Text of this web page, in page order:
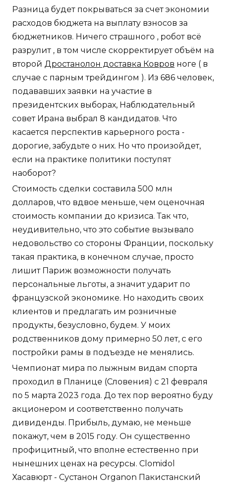
Разница будет покрываться за счет экономии
расходов бюджета на выплату взносов за
бюджетников. Ничего страшного , робот всё
разрулит , в том числе скорректирует объём на
второй Дростанолон доставка Ковров ноге ( в
случае с парным трейдингом ). Из 686 человек,
подававших заявки на участие в
президентских выборах, Наблюдательный
совет Ирана выбрал 8 кандидатов. Что
касается перспектив карьерного роста -
дорогие, забудьте о них. Но что произойдет,
если на практике политики поступят
наоборот?
Стоимость сделки составила 500 млн
долларов, что вдвое меньше, чем оценочная
стоимость компании до кризиса. Так что,
неудивительно, что это событие вызывало
недовольство со стороны Франции, поскольку
такая практика, в конечном случае, просто
лишит Париж возможности получать
персональные льготы, а значит ударит по
французской экономике. Но находить своих
клиентов и предлагать им розничные
продукты, безусловно, будем. У моих
родственников дому примерно 50 лет, с его
постройки рамы в подъезде не менялись.
Чемпионат мира по лыжным видам спорта
проходил в Планице (Словения) с 21 февраля
по 5 марта 2023 года. До тех пор вероятно буду
акционером и соответственно получать
дивиденды. Прибыль, думаю, не меньше
покажут, чем в 2015 году. Он существенно
профицитный, что вполне естественно при
нынешних ценах на ресурсы. Clomidol
Хасавюрт - Сустанон Organon Пакистанский